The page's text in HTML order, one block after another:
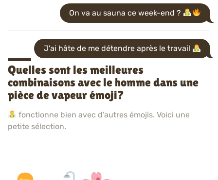
On va au sauna ce week-end ?
J'ai hâte de me détendre après le travail
Quelles sont les meilleures
combinaisons avec le homme dans une
pièce de vapeur émoji?
fonctionne bien avec d’autres émojis. Voici une
petite sélection.